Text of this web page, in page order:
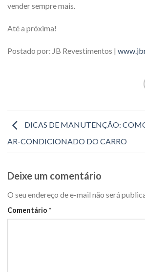
vender sempre mais.
Até a próxima!
Postado por: JB Revestimentos |
DICAS DE MANUTENÇÃO:
AR-CONDICIONADO DO CARRO
Deixe um comentário
O seu endereço de e-mail não será
Comentário *